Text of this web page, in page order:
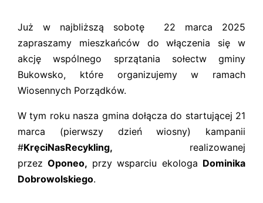
Już w najbliższą sobotę 22 marca 2025
zapraszamy mieszkańców do włączenia się w
akcję wspólnego sprzątania sołectw gminy
Bukowsko, które organizujemy w ramach
Wiosennych Porządków.
W tym roku nasza gmina dołącza do startującej 21
marca (pierwszy dzień wiosny) kampanii
#KręciNasRecykling, realizowanej
przezOponeo, przy wsparciu ekologa Dominika
Dobrowolskiego.